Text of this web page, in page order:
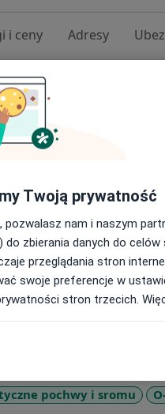
i ceny Adresy
2015r. ukończyłam
Śląskich we Wrocławiu.
i Położnictwa
studiów
Lekarskiego i Lekarsko-
oraz Certyfikat Badań
Towarzystwa
Group - w zakresie
do Polskiego
Kolposkopii i
Aesthetic Gynecology).
pochwy i sromu
Twoją prywatność
pozwalasz nam i naszym
do zbierania danych do
przeglądania stron
swoje preferencje w
stron trzecich.